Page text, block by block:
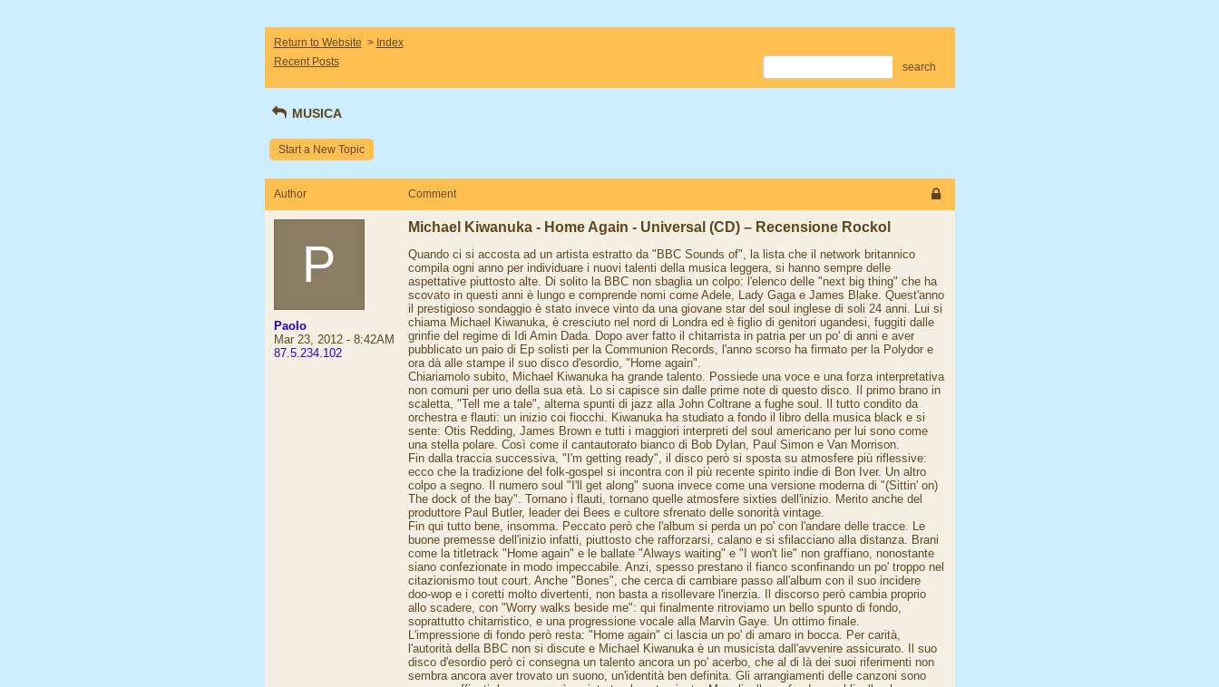
Return to Website > Index
Recent Posts
search
MUSICA
Start a New Topic
Author Comment
P
Paolo
Mar 23, 2012 - 8:42AM
87.5.234.102
Michael Kiwanuka - Home Again - Universal (CD) – Recensione Rockol
Quando ci si accosta ad un artista estratto da "BBC Sounds of", la lista che il network britannico
compila ogni anno per individuare i nuovi talenti della musica leggera, si hanno sempre delle
aspettative piuttosto alte. Di solito la BBC non sbaglia un colpo: l'elenco delle "next big thing" che ha
scovato in questi anni è lungo e comprende nomi come Adele, Lady Gaga e James Blake. Quest'anno
il prestigioso sondaggio è stato invece vinto da una giovane star del soul inglese di soli 24 anni. Lui si
chiama Michael Kiwanuka, è cresciuto nel nord di Londra ed è figlio di genitori ugandesi, fuggiti dalle
grinfie del regime di Idi Amin Dada. Dopo aver fatto il chitarrista in patria per un po' di anni e aver
pubblicato un paio di Ep solisti per la Communion Records, l'anno scorso ha firmato per la Polydor e
ora dà alle stampe il suo disco d'esordio, "Home again".
Chiariamolo subito, Michael Kiwanuka ha grande talento. Possiede una voce e una forza interpretativa
non comuni per uno della sua età. Lo si capisce sin dalle prime note di questo disco. Il primo brano in
scaletta, "Tell me a tale", alterna spunti di jazz alla John Coltrane a fughe soul. Il tutto condito da
orchestra e flauti: un inizio coi fiocchi. Kiwanuka ha studiato a fondo il libro della musica black e si
sente: Otis Redding, James Brown e tutti i maggiori interpreti del soul americano per lui sono come
una stella polare. Così come il cantautorato bianco di Bob Dylan, Paul Simon e Van Morrison.
Fin dalla traccia successiva, "I'm getting ready", il disco però si sposta su atmosfere più riflessive:
ecco che la tradizione del folk-gospel si incontra con il più recente spirito indie di Bon Iver. Un altro
colpo a segno. Il numero soul "I'll get along" suona invece come una versione moderna di "(Sittin' on)
The dock of the bay". Tornano i flauti, tornano quelle atmosfere sixties dell'inizio. Merito anche del
produttore Paul Butler, leader dei Bees e cultore sfrenato delle sonorità vintage.
Fin qui tutto bene, insomma. Peccato però che l'album si perda un po' con l'andare delle tracce. Le
buone premesse dell'inizio infatti, piuttosto che rafforzarsi, calano e si sfilacciano alla distanza. Brani
come la titletrack "Home again" e le ballate "Always waiting" e "I won't lie" non graffiano, nonostante
siano confezionate in modo impeccabile. Anzi, spesso prestano il fianco sconfinando un po' troppo nel
citazionismo tout court. Anche "Bones", che cerca di cambiare passo all'album con il suo incidere
doo-wop e i coretti molto divertenti, non basta a risollevare l'inerzia. Il discorso però cambia proprio
allo scadere, con "Worry walks beside me": qui finalmente ritroviamo un bello spunto di fondo,
soprattutto chitarristico, e una progressione vocale alla Marvin Gaye. Un ottimo finale.
L'impressione di fondo però resta: "Home again" ci lascia un po' di amaro in bocca. Per carità,
l'autorità della BBC non si discute e Michael Kiwanuka è un musicista dall'avvenire assicurato. Il suo
disco d'esordio però ci consegna un talento ancora un po' acerbo, che al di là dei suoi riferimenti non
sembra ancora aver trovato un suono, un'identità ben definita. Gli arrangiamenti delle canzoni sono